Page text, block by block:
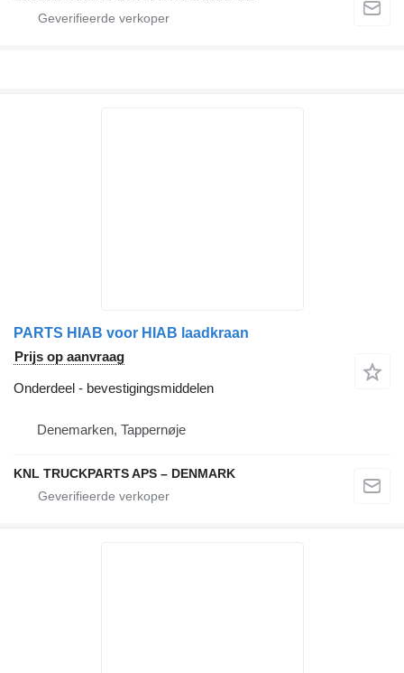
PARTS HIAB voor HIAB laadkraan
Prijs op aanvraag
Onderdeel - bevestigingsmiddelen
Denemarken, Tappernøje
KNL TRUCKPARTS APS – DENMARK